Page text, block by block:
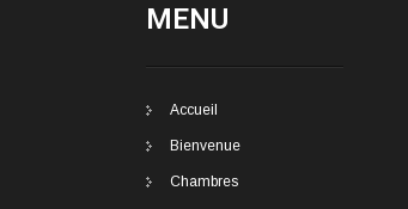
MENU
Accueil
Bienvenue
Chambres